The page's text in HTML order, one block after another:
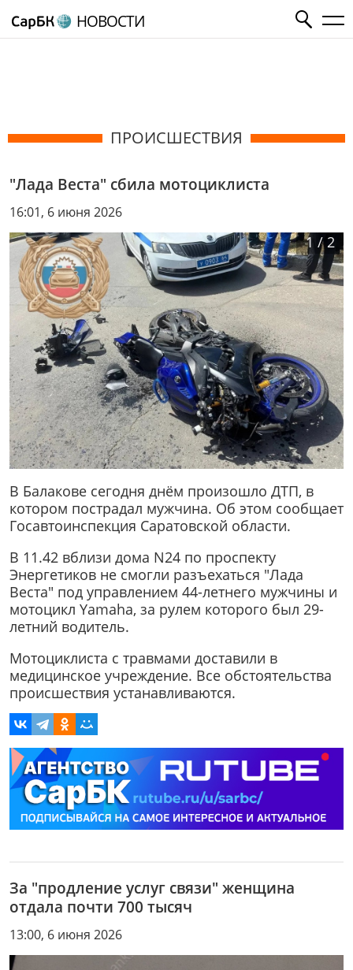
НОВОСТИ
ПРОИСШЕСТВИЯ
"Лада Веста" сбила мотоциклиста
16:01, 6 июня 2026
1 / 2
В Балакове сегодня днём произошло ДТП, в
котором пострадал мужчина. Об этом сообщает
Госавтоинспекция Саратовской области.
В 11.42 вблизи дома N24 по проспекту
Энергетиков не смогли разъехаться "Лада
Веста" под управлением 44-летнего мужчины и
мотоцикл Yamaha, за рулем которого был 29-
летний водитель.
Мотоциклиста с травмами доставили в
медицинское учреждение. Все обстоятельства
происшествия устанавливаются.
За "продление услуг связи" женщина
отдала почти 700 тысяч
13:00, 6 июня 2026